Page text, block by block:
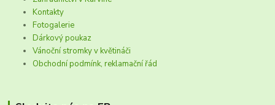
Kontakty
Fotogalerie
Dárkový poukaz
Vánoční stromky v květináči
Obchodní podmínk, reklamační řád